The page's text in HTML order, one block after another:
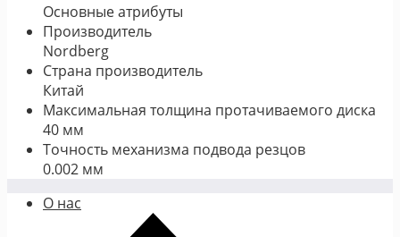
Основные атрибуты
Производитель
Nordberg
Страна производитель
Китай
Максимальная толщина протачиваемого диска
40 мм
Точность механизма подвода резцов
0.002 мм
О нас